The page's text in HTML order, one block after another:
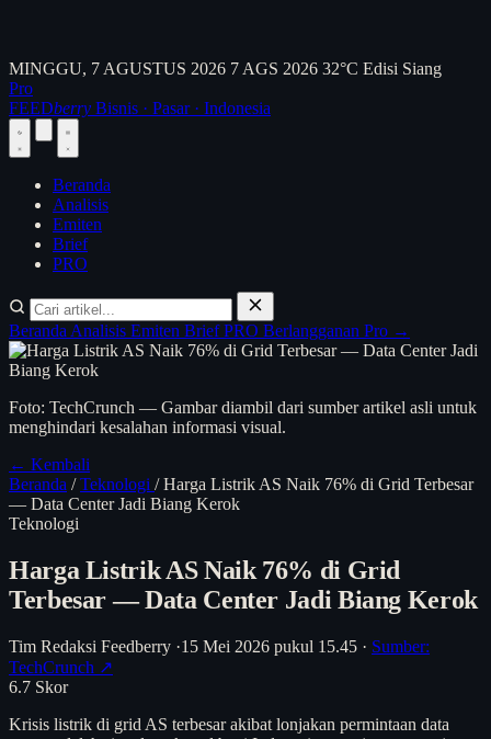
MINGGU, 7 AGUSTUS 2026 7 AGS 2026 32°C Edisi Siang
Pro
FEEDberry Bisnis · Pasar · Indonesia
Beranda
Analisis
Emiten
Brief
PRO
Beranda Analisis Emiten BriefPRO Berlangganan Pro →
Foto: TechCrunch — Gambar diambil dari sumber artikel asli untuk
menghindari kesalahan informasi visual.
← Kembali
Beranda / Teknologi / Harga Listrik AS Naik 76% di Grid Terbesar
— Data Center Jadi Biang Kerok
Teknologi
Harga Listrik AS Naik 76% di Grid
Terbesar — Data Center Jadi Biang Kerok
Tim Redaksi Feedberry ·15 Mei 2026 pukul 15.45 · Sumber:
TechCrunch ↗
6.7 Skor
Krisis listrik di grid AS terbesar akibat lonjakan permintaan data